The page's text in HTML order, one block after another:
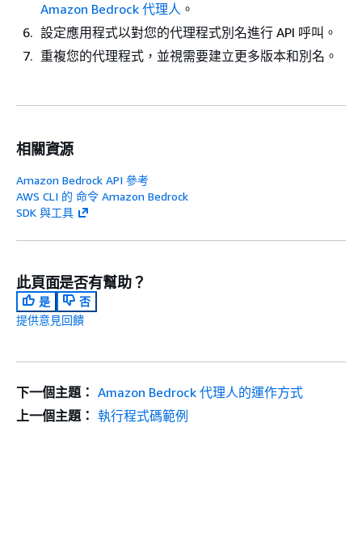
Amazon Bedrock 代理人 。
設定應用程式以對您的代理程式別名進行 API 呼叫。
重複您的代理程式，並視需要建立更多版本和別名。
相關資源
Amazon Bedrock API 參考
AWS CLI 的 命令 Amazon Bedrock
SDK 與工具
此頁面是否有幫助？
是
否
提供意見回饋
下一個主題： Amazon Bedrock 代理人的運作方式
上一個主題： 執行程式碼範例